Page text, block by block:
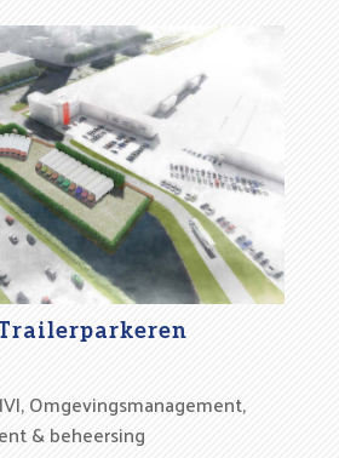
,Omgevingsmanagement,
& beheersing